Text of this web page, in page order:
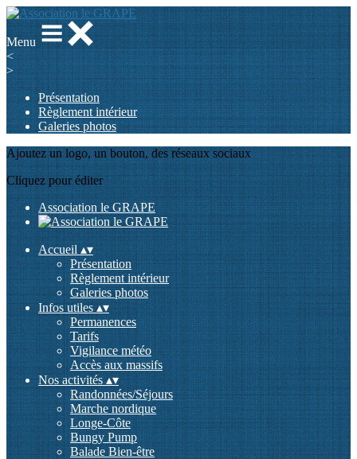
Menu
<
>
Présentation
Règlement intérieur
Galeries photos
Ajoutez un logo, un bouton, des réseaux sociaux
Cliquez pour éditer
Association le GRAPE
Accueil ▴▾
Présentation
Règlement intérieur
Galeries photos
Infos utiles ▴▾
Permanences
Tarifs
Vigilance météo
Accès aux massifs
Nos activités ▴▾
Randonnées/Séjours
Marche nordique
Longe-Côte
Bungy Pump
Balade Bien-être